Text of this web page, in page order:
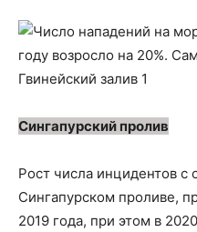
Сингапурский пролив
Рост числа инцидентов
Сингапурском проливе,
2019 года, при этом в